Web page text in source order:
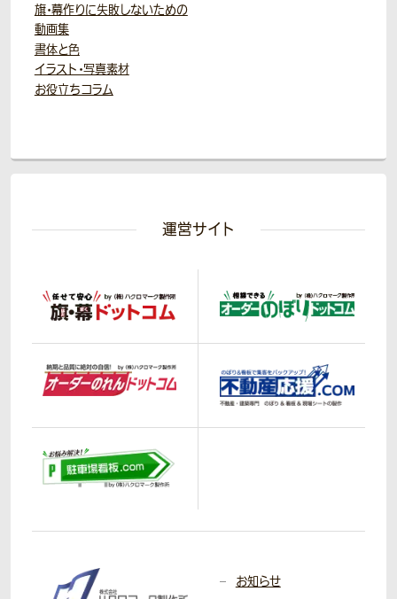
旗・幕作りに失敗しないための
動画集
書体と色
イラスト・写真素材
お役立ちコラム
運営サイト
お知らせ